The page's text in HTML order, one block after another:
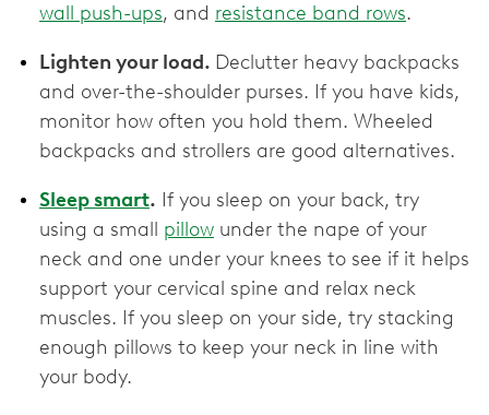
wall push-ups, and resistance band rows.
Lighten your load. Declutter heavy backpacks
and over-the-shoulder purses. If you have kids,
monitor how often you hold them. Wheeled
backpacks and strollers are good alternatives.
Sleep smart. If you sleep on your back, try
using a small pillow under the nape of your
neck and one under your knees to see if it helps
support your cervical spine and relax neck
muscles. If you sleep on your side, try stacking
enough pillows to keep your neck in line with
your body.